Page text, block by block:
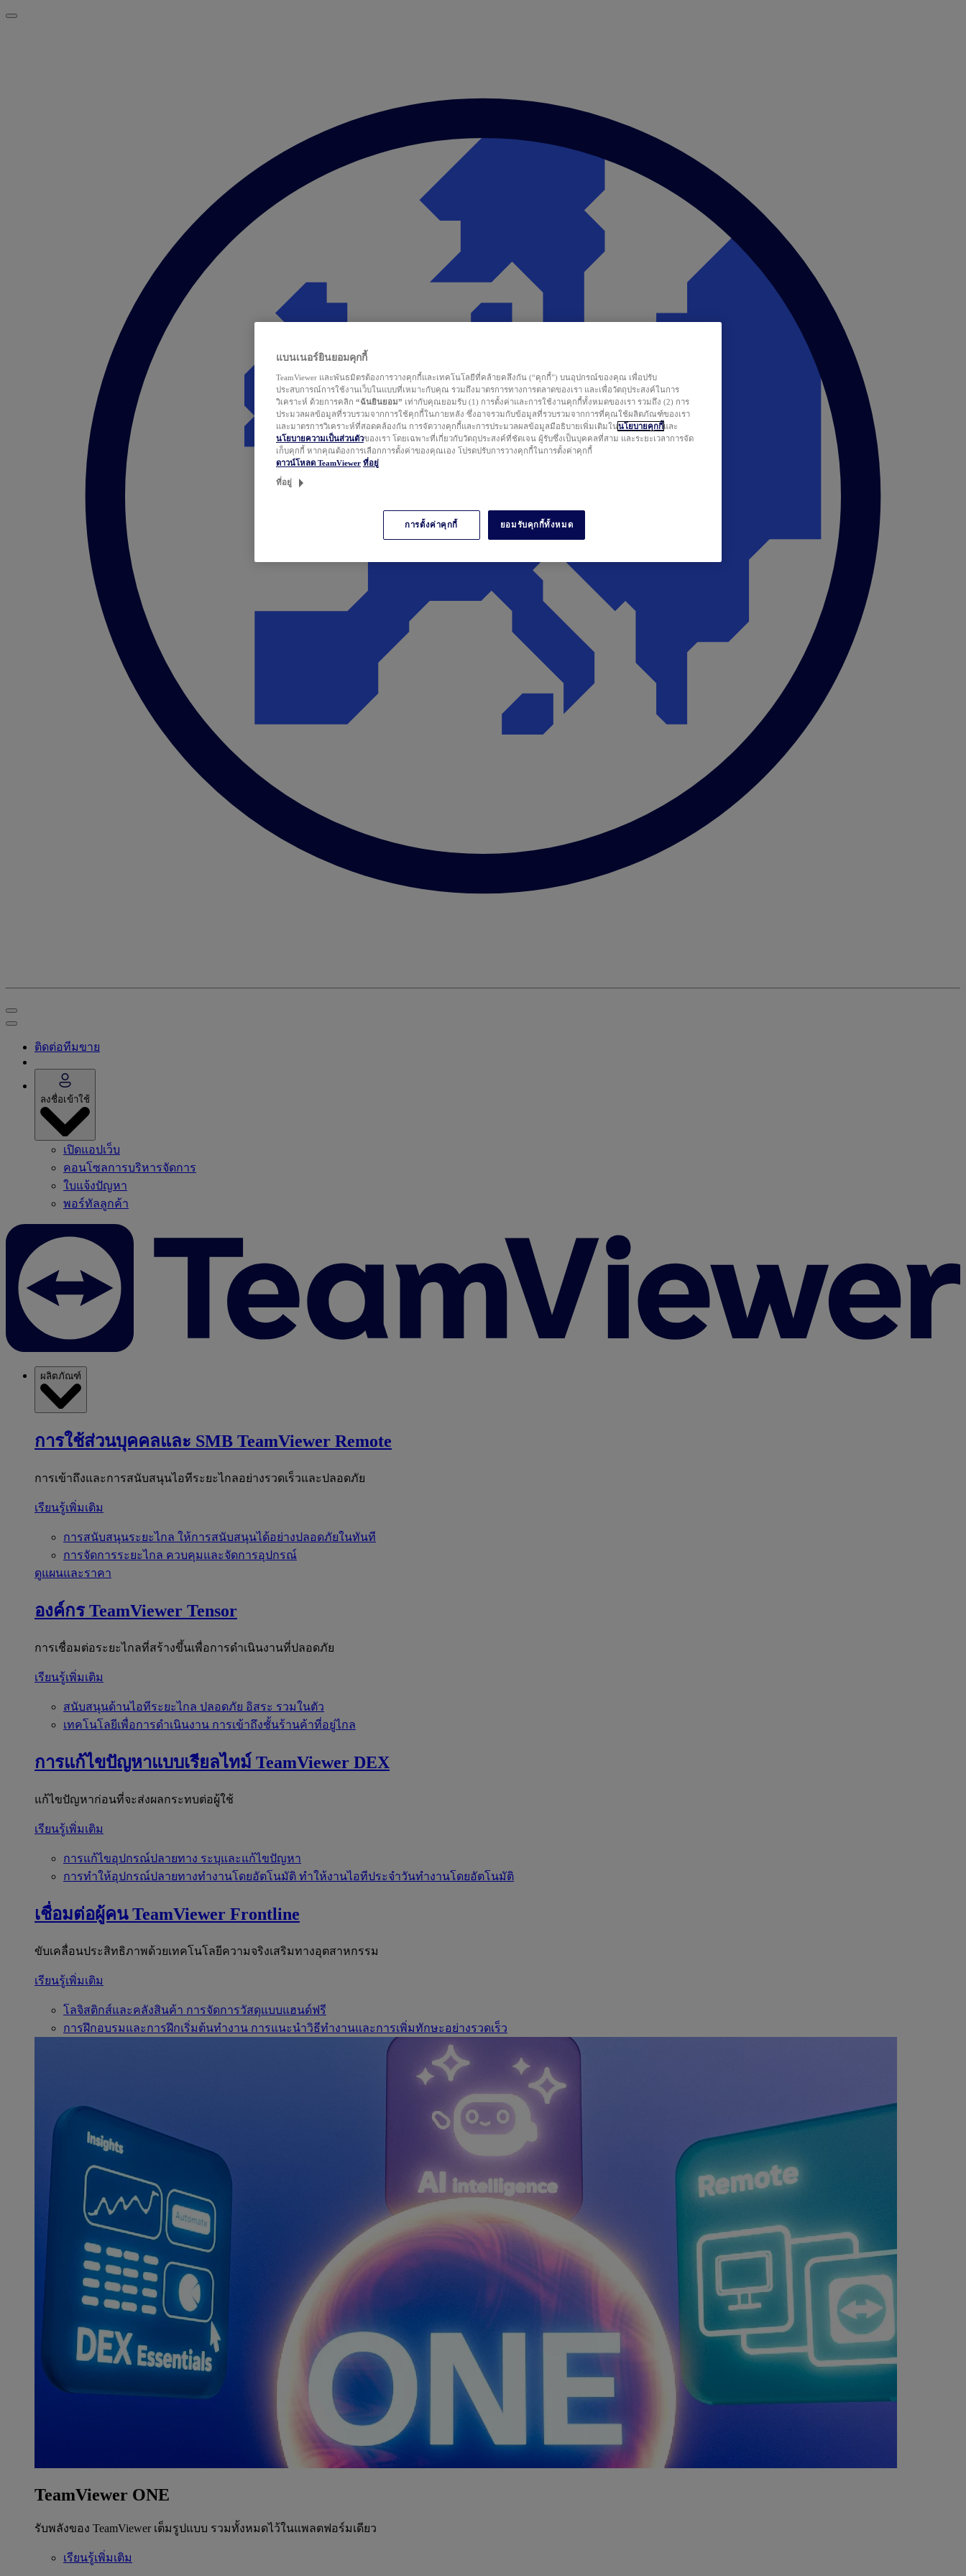
ติดต่อทีมขาย
ลงชื่อเข้าใช้
เปิดแอปเว็บ
คอนโซลการบริหารจัดการ
ใบแจ้งปัญหา
พอร์ทัลลูกค้า
ผลิตภัณฑ์
การใช้ส่วนบุคคลและ SMB TeamViewer Remote
การเข้าถึงและการสนับสนุนไอทีระยะไกลอย่างรวดเร็วและปลอดภัย
เรียนรู้เพิ่มเติม
การสนับสนุนระยะไกล ให้การสนับสนุนได้อย่างปลอดภัยในทันที
การจัดการระยะไกล ควบคุมและจัดการอุปกรณ์
ดูแผนและราคา
องค์กร TeamViewer Tensor
การเชื่อมต่อระยะไกลที่สร้างขึ้นเพื่อการดำเนินงานที่ปลอดภัย
เรียนรู้เพิ่มเติม
สนับสนุนด้านไอทีระยะไกล ปลอดภัย อิสระ รวมในตัว
เทคโนโลยีเพื่อการดำเนินงาน การเข้าถึงชั้นร้านค้าที่อยู่ไกล
การแก้ไขปัญหาแบบเรียลไทม์ TeamViewer DEX
แก้ไขปัญหาก่อนที่จะส่งผลกระทบต่อผู้ใช้
เรียนรู้เพิ่มเติม
การแก้ไขอุปกรณ์ปลายทาง ระบุและแก้ไขปัญหา
การทำให้อุปกรณ์ปลายทางทำงานโดยอัตโนมัติ ทำให้งานไอทีประจำวันทำงานโดยอัตโนมัติ
เชื่อมต่อผู้คน TeamViewer Frontline
ขับเคลื่อนประสิทธิภาพด้วยเทคโนโลยีความจริงเสริมทางอุตสาหกรรม
เรียนรู้เพิ่มเติม
โลจิสติกส์และคลังสินค้า การจัดการวัสดุแบบแฮนด์ฟรี
การฝึกอบรมและการฝึกเริ่มต้นทำงาน การแนะนำวิธีทำงานและการเพิ่มทักษะอย่างรวดเร็ว
TeamViewer ONE
รับพลังของ TeamViewer เต็มรูปแบบ รวมทั้งหมดไว้ในแพลตฟอร์มเดียว
เรียนรู้เพิ่มเติม
แบนเนอร์ยินยอมคุกกี้
TeamViewer และพันธมิตรต้องการวางคุกกี้และเทคโนโลยีที่คล้ายคลึงกัน (“คุกกี้”) บนอุปกรณ์ของคุณ เพื่อปรับ
ประสบการณ์การใช้งานเว็บในแบบที่เหมาะกับคุณ รวมถึงมาตรการทางการตลาดของเรา และเพื่อวัตถุประสงค์ในการ
วิเคราะห์ ด้วยการคลิก “ฉันยินยอม” เท่ากับคุณยอมรับ (1) การตั้งค่าและการใช้งานคุกกี้ทั้งหมดของเรา รวมถึง (2) การ
ประมวลผลข้อมูลที่รวบรวมจากการใช้คุกกี้ในภายหลัง ซึ่งอาจรวมกับข้อมูลที่รวบรวมจากการที่คุณใช้ผลิตภัณฑ์ของเรา
และมาตรการวิเคราะห์ที่สอดคล้องกัน การจัดวางคุกกี้และการประมวลผลข้อมูลมีอธิบายเพิ่มเติมในนโยบายคุกกี้และ
นโยบายความเป็นส่วนตัวของเรา โดยเฉพาะที่เกี่ยวกับวัตถุประสงค์ที่ชัดเจน ผู้รับซึ่งเป็นบุคคลที่สาม และระยะเวลาการจัด
เก็บคุกกี้ หากคุณต้องการเลือกการตั้งค่าของคุณเอง โปรดปรับการวางคุกกี้ในการตั้งค่าคุกกี้
ดาวน์โหลด TeamViewer ที่อยู่
ที่อยู่
การตั้งค่าคุกกี้ ยอมรับคุกกี้ทั้งหมด